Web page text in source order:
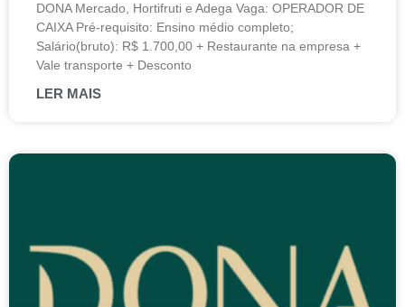
DONA Mercado, Hortifruti e Adega Vaga: OPERADOR DE
CAIXA Pré-requisito: Ensino médio completo;
Salário(bruto): R$ 1.700,00 + Restaurante na empresa +
Vale transporte + Desconto
LER MAIS